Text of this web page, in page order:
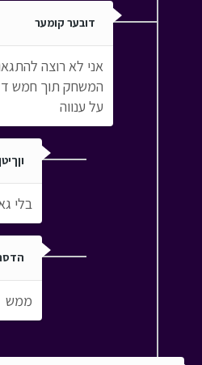
דובער קומער
אני לא רוצה
המשחק תוך חמש
על ענווה
בלי
ממש